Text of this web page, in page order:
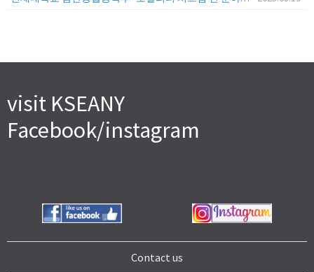
visit KSEANY
Facebook/instagram
Contact us